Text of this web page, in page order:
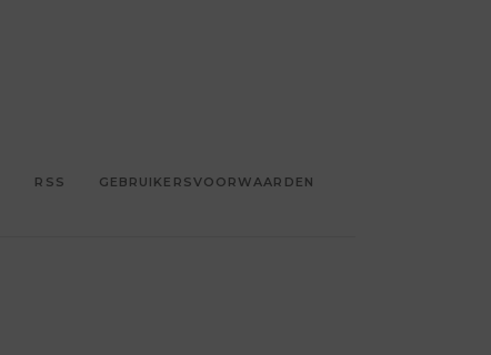
RSS
GEBRUIKERSVOORWAARDEN